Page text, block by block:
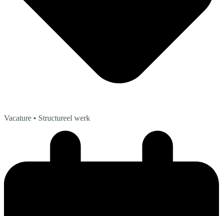
Vacature • Structureel werk